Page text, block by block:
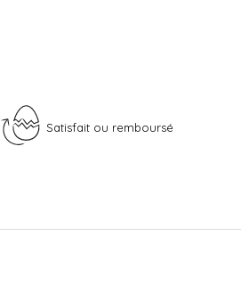
Satisfait ou remboursé